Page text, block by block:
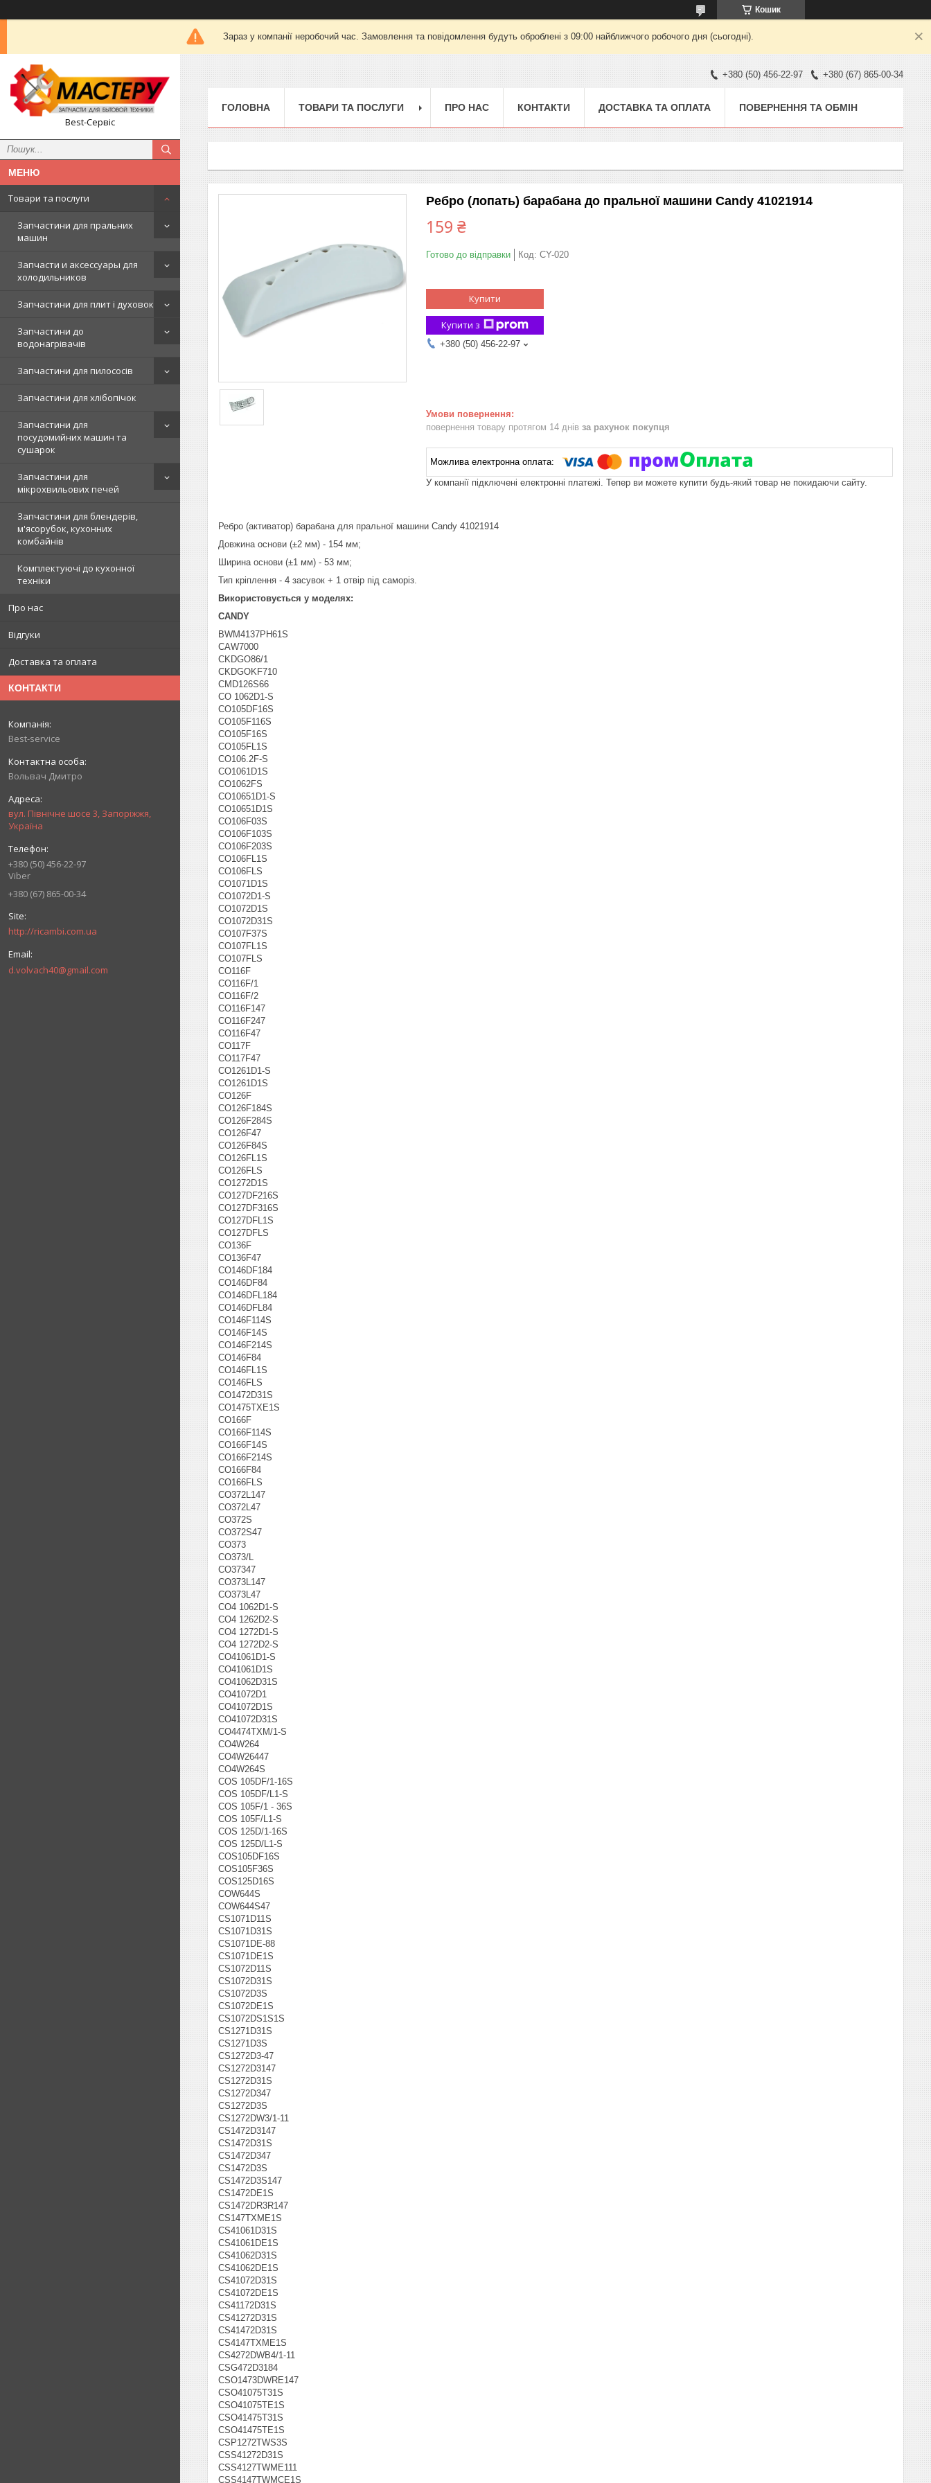
Кошик
Зараз у компанії неробочий час. Замовлення та повідомлення будуть оброблені з 09:00 найближчого робочого дня (сьогодні).
Best-Сервіс
Товари та послуги
Запчастини для пральних
машин
Запчасти и аксессуары для
холодильников
Запчастини для плит і духовок
Запчастини до
водонагрівачів
Запчастини для пилососів
Запчастини для хлібопічок
Запчастини для
посудомийних машин та
сушарок
Запчастини для
мікрохвильових печей
Запчастини для блендерів,
м'ясорубок, кухонних
комбайнів
Комплектуючі до кухонної
техніки
Про нас
Відгуки
Доставка та оплата
КОНТАКТИ
Best-service
Вольвач Дмитро
вул. Північне шосе 3, Запоріжжя,
Україна
+380 (50) 456-22-97
Viber
+380 (67) 865-00-34
http://ricambi.com.ua
d.volvach40@gmail.com
+380 (50) 456-22-97 +380 (67) 865-00-34
ГОЛОВНА ТОВАРИ ТА ПОСЛУГИ ПРО НАС КОНТАКТИ ДОСТАВКА ТА ОПЛАТА ПОВЕРНЕННЯ ТА ОБМІН
Ребро (лопать) барабана до пральної машини Candy 41021914
159 ₴
Готово до відправки Код: CY-020
Купити
Купити з
+380 (50) 456-22-97
повернення товару протягом 14 днів за рахунок покупця
У компанії підключені електронні платежі. Тепер ви можете купити будь-який товар не покидаючи сайту.
Ребро (активатор) барабана для пральної машини Candy 41021914
Довжина основи (±2 мм) - 154 мм;
Ширина основи (±1 мм) - 53 мм;
Тип кріплення - 4 засувок + 1 отвір під саморіз.
Використовується у моделях:
CANDY
BWM4137PH61S
CAW7000
CKDGO86/1
CKDGOKF710
CMD126S66
CO 1062D1-S
CO105DF16S
CO105F116S
CO105F16S
CO105FL1S
CO106.2F-S
CO1061D1S
CO1062FS
CO10651D1-S
CO10651D1S
CO106F03S
CO106F103S
CO106F203S
CO106FL1S
CO106FLS
CO1071D1S
CO1072D1-S
CO1072D1S
CO1072D31S
CO107F37S
CO107FL1S
CO107FLS
CO116F
CO116F/1
CO116F/2
CO116F147
CO116F247
CO116F47
CO117F
CO117F47
CO1261D1-S
CO1261D1S
CO126F
CO126F184S
CO126F284S
CO126F47
CO126F84S
CO126FL1S
CO126FLS
CO1272D1S
CO127DF216S
CO127DF316S
CO127DFL1S
CO127DFLS
CO136F
CO136F47
CO146DF184
CO146DF84
CO146DFL184
CO146DFL84
CO146F114S
CO146F14S
CO146F214S
CO146F84
CO146FL1S
CO146FLS
CO1472D31S
CO1475TXE1S
CO166F
CO166F114S
CO166F14S
CO166F214S
CO166F84
CO166FLS
CO372L147
CO372L47
CO372S
CO372S47
CO373
CO373/L
CO37347
CO373L147
CO373L47
CO4 1062D1-S
CO4 1262D2-S
CO4 1272D1-S
CO4 1272D2-S
CO41061D1-S
CO41061D1S
CO41062D31S
CO41072D1
CO41072D1S
CO41072D31S
CO4474TXM/1-S
CO4W264
CO4W26447
CO4W264S
COS 105DF/1-16S
COS 105DF/L1-S
COS 105F/1 - 36S
COS 105F/L1-S
COS 125D/1-16S
COS 125D/L1-S
COS105DF16S
COS105F36S
COS125D16S
COW644S
COW644S47
CS1071D11S
CS1071D31S
CS1071DE-88
CS1071DE1S
CS1072D11S
CS1072D31S
CS1072D3S
CS1072DE1S
CS1072DS1S1S
CS1271D31S
CS1271D3S
CS1272D3-47
CS1272D3147
CS1272D31S
CS1272D347
CS1272D3S
CS1272DW3/1-11
CS1472D3147
CS1472D31S
CS1472D347
CS1472D3S
CS1472D3S147
CS1472DE1S
CS1472DR3R147
CS147TXME1S
CS41061D31S
CS41061DE1S
CS41062D31S
CS41062DE1S
CS41072D31S
CS41072DE1S
CS41172D31S
CS41272D31S
CS41472D31S
CS4147TXME1S
CS4272DWB4/1-11
CSG472D3184
CSO1473DWRE147
CSO41075T31S
CSO41075TE1S
CSO41475T31S
CSO41475TE1S
CSP1272TWS3S
CSS41272D31S
CSS4127TWME111
CSS4147TWMCE1S